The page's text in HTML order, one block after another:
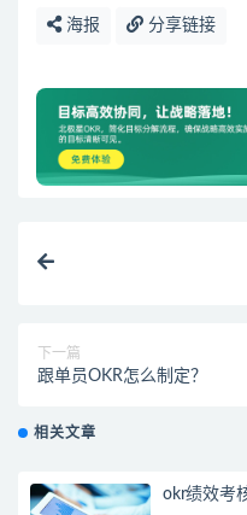
海报 分享链接
下一篇
跟单员OKR怎么制定？
相关文章
okr绩效考